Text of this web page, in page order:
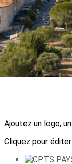
Images de la
Cliquez pour éditer
Ajoutez un logo,
Cliquez pour éditer